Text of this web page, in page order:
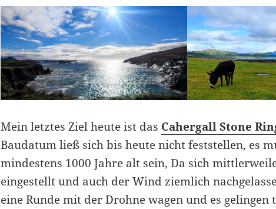
Mein letztes Ziel heute ist das Cahergall Stone
Baudatum ließ sich bis heute nicht feststellen, es
mindestens 1000 Jahre alt sein, Da sich
eingestellt und auch der Wind ziemlich
eine Runde mit der Drohne wagen und es gelingen